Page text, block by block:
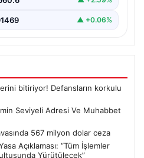
▲ +0.06%
bitiriyor! Defansların korkulu
Seviyeli Adresi Ve Muhabbet
567 milyon dolar ceza
Açıklaması: “Tüm İşlemler
Yürütülecek”